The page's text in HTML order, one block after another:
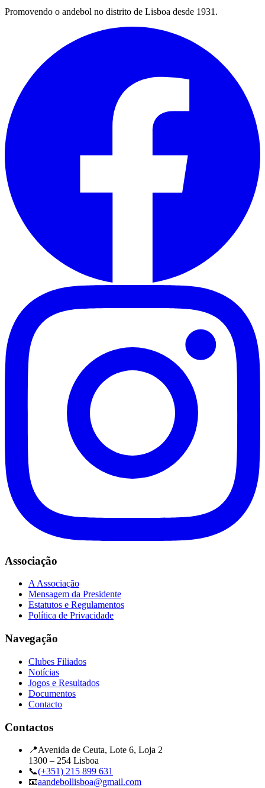
Promovendo o andebol no distrito de Lisboa desde 1931.
Associação
A Associação
Mensagem da Presidente
Estatutos e Regulamentos
Política de Privacidade
Navegação
Clubes Filiados
Notícias
Jogos e Resultados
Documentos
Contacto
Contactos
📍Avenida de Ceuta, Lote 6, Loja 2
1300 – 254 Lisboa
📞(+351) 215 899 631
📧aandebollisboa@gmail.com